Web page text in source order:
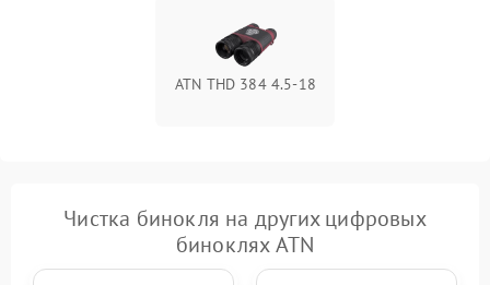
ATN THD 384 4.5-18
Чистка бинокля на других цифровых
биноклях ATN